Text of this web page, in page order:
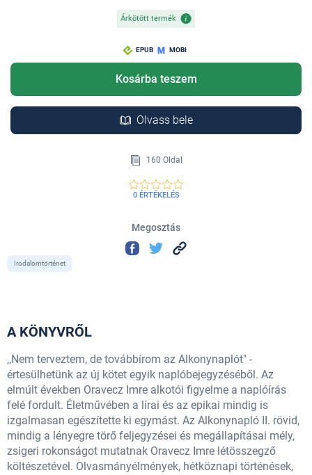
Árkötött termék
EPUB MOBI
Kosárba teszem
Olvass bele
160 Oldal
0 ÉRTÉKELÉS
Megosztás
Irodalomtörténet
A KÖNYVRŐL
,,Nem terveztem, de továbbírom az Alkonynaplót" -
értesülhetünk az új kötet egyik naplóbejegyzéséből. Az
elmúlt években Oravecz Imre alkotói figyelme a naplóírás
felé fordult. Életművében a lírai és az epikai mindig is
izgalmasan egészítette ki egymást. Az Alkonynapló II. rövid,
mindig a lényegre törő feljegyzései és megállapításai mély,
zsigeri rokonságot mutatnak Oravecz Imre létösszegző
költészetével. Olvasmányélmények, hétköznapi történések,